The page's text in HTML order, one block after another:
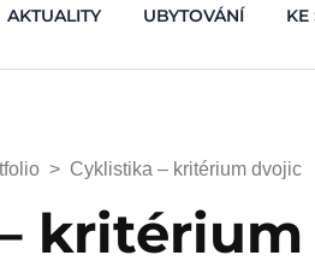
AKTUALITY UBYTOVÁNÍ KE
> Cyklistika – kritérium dvojic